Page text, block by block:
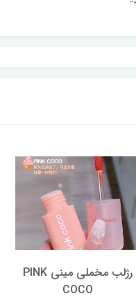
رژلب مخملی مینی PINK
COCO